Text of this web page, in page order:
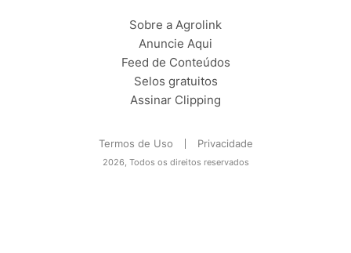
Sobre a Agrolink
Anuncie Aqui
Feed de Conteúdos
Selos gratuitos
Assinar Clipping
Termos de Uso Privacidade
2026, Todos os direitos reservados